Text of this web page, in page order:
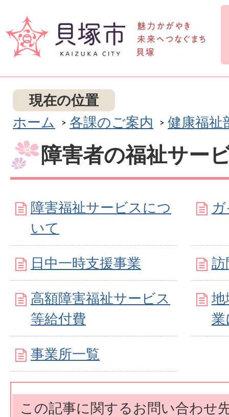
現在の位置
ホーム
各課のご案内 健康福祉
障害者の福祉サー
障害福祉サービスにつ
いて
日中一時支援事業 訪
高額障害福祉サービス
等給付費
地
事業所一覧
この記事に関するお問い合わせ